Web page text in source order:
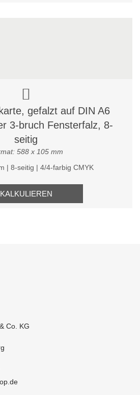
gefalzt auf DIN A6
3-bruch Fensterfalz, 8-
seitig
588 x 105 mm
| 8-seitig | 4/4-farbig CMYK
KALKULIEREN
Co. KG